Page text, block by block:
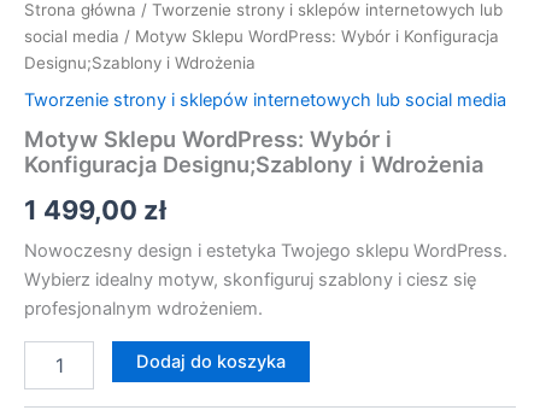
Strona główna / Tworzenie strony i sklepów internetowych lub
social media / Motyw Sklepu WordPress: Wybór i Konfiguracja
Designu;Szablony i Wdrożenia
Tworzenie strony i sklepów internetowych lub social media
Motyw Sklepu WordPress: Wybór i
Konfiguracja Designu;Szablony i Wdrożenia
1 499,00 zł
Nowoczesny design i estetyka Twojego sklepu WordPress.
Wybierz idealny motyw, skonfiguruj szablony i ciesz się
profesjonalnym wdrożeniem.
Dodaj do koszyka